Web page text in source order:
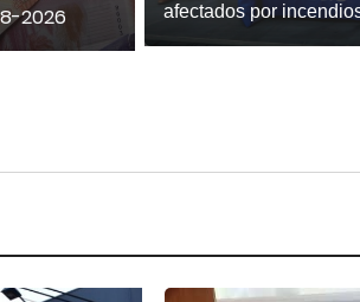
2026
afectados por